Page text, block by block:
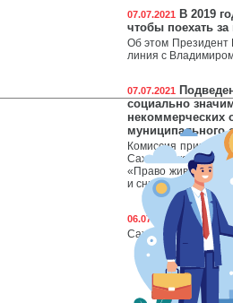
07.07.2021 В 2019
чтобы поехать за
Об этом Президент
линия с
07.07.2021
социально
некоммерческих
муниципального
Комиссия приняла
Сахалинской
«Право животных
и снижения
06.07.2021
Сахалинцам и